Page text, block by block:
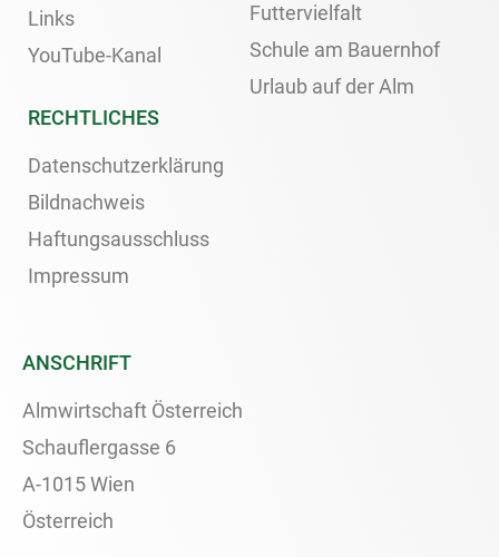
Links
YouTube-Kanal
Futtervielfalt
Schule am Bauernhof
Urlaub auf der Alm
RECHTLICHES
Datenschutzerklärung
Bildnachweis
Haftungsausschluss
Impressum
ANSCHRIFT
Almwirtschaft Österreich
Schauflergasse 6
A-1015 Wien
Österreich